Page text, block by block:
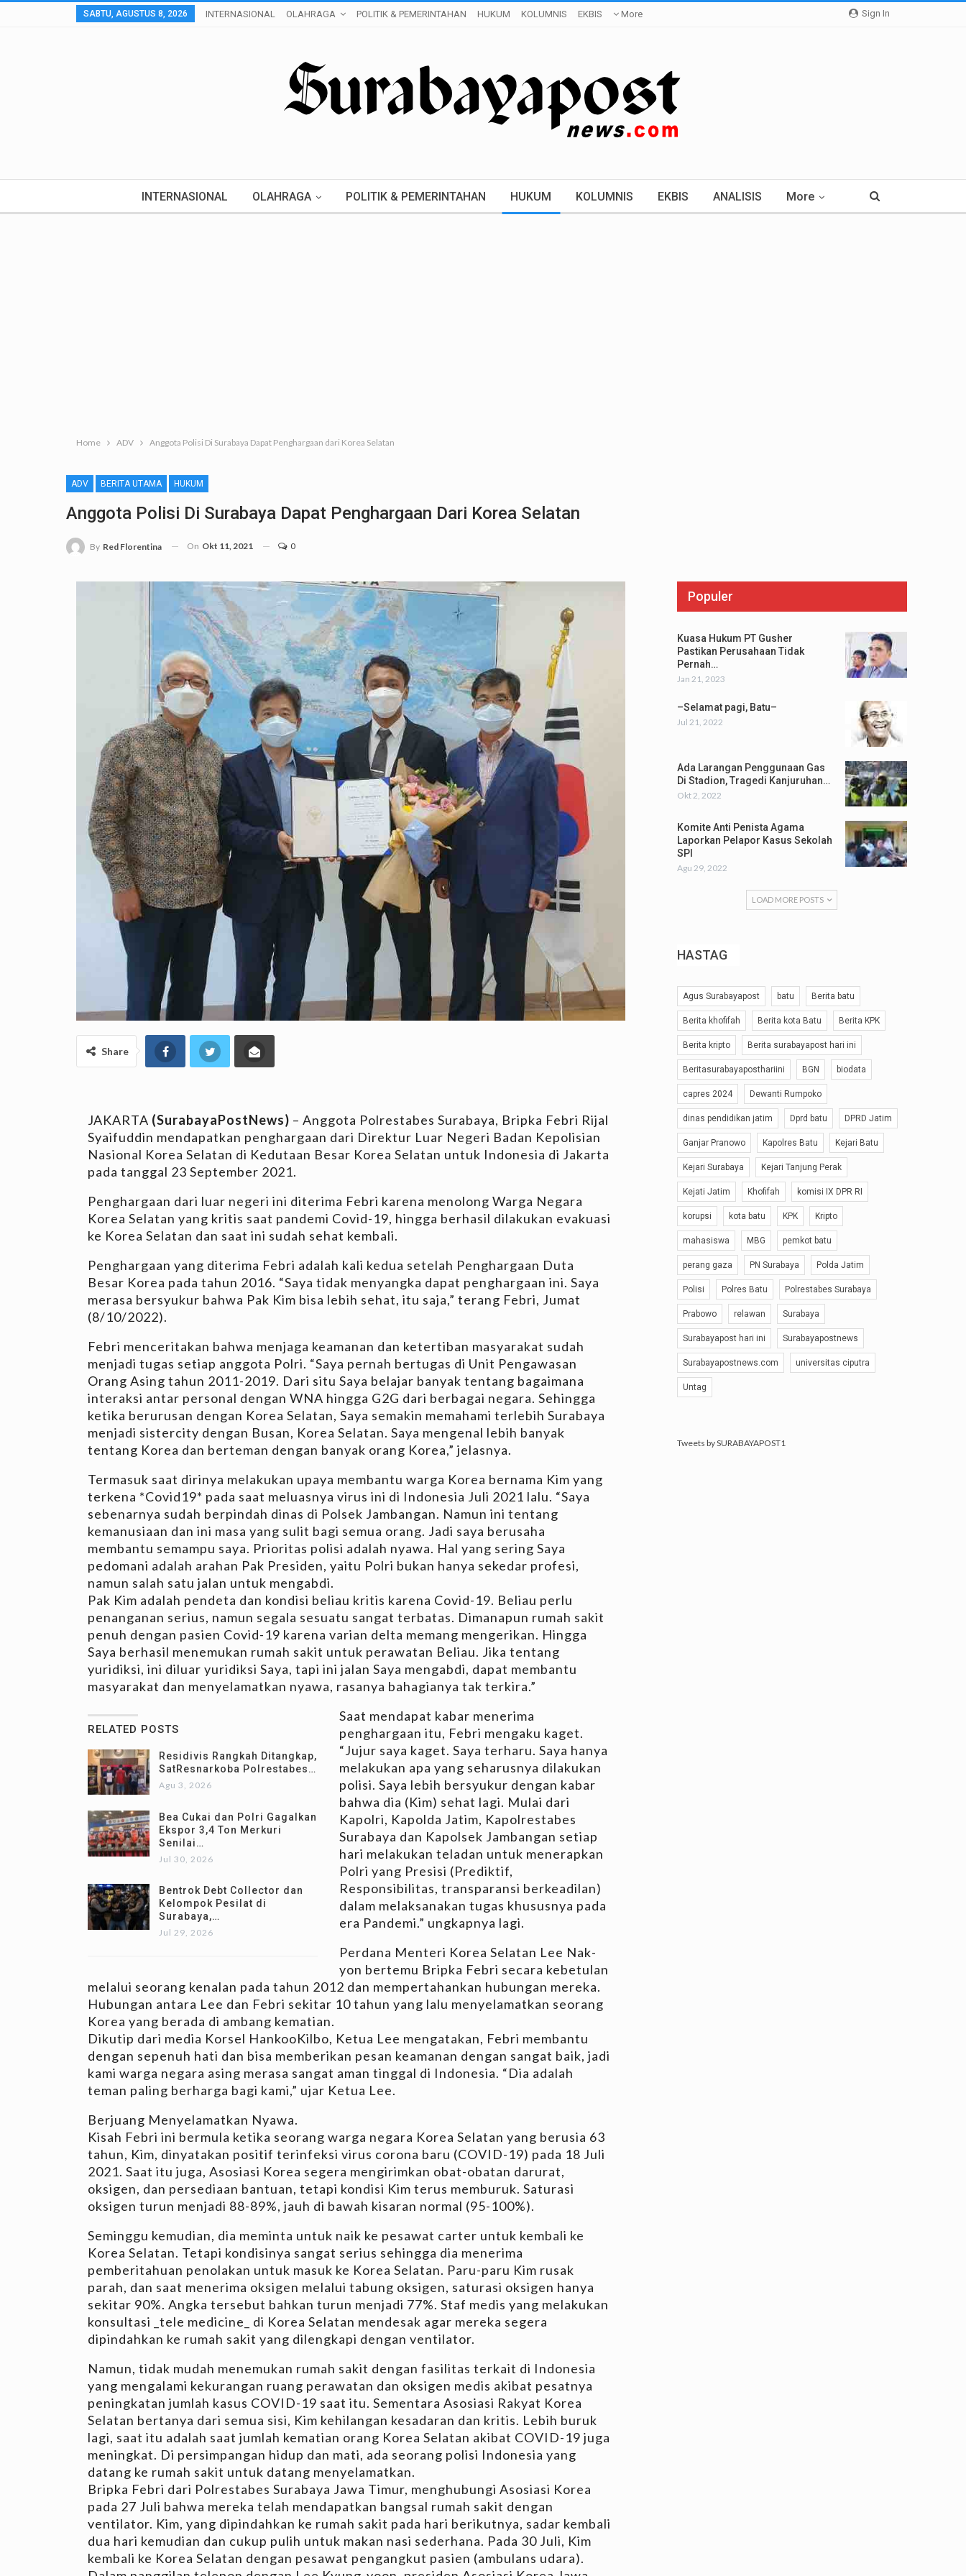
Sign In
SABTU, AGUSTUS 8, 2026 INTERNASIONAL OLAHRAGA POLITIK & PEMERINTAHAN HUKUM KOLUMNIS EKBIS More
INTERNASIONAL OLAHRAGA POLITIK & PEMERINTAHAN HUKUM KOLUMNIS EKBIS ANALISIS More
Home ADV Anggota Polisi Di Surabaya Dapat Penghargaan dari Korea Selatan
ADV BERITA UTAMA HUKUM
Anggota Polisi Di Surabaya Dapat Penghargaan Dari Korea Selatan
By Red Florentina On Okt 11, 2021 0
Share
JAKARTA (SurabayaPostNews) – Anggota Polrestabes Surabaya, Bripka Febri Rijal
Syaifuddin mendapatkan penghargaan dari Direktur Luar Negeri Badan Kepolisian
Nasional Korea Selatan di Kedutaan Besar Korea Selatan untuk Indonesia di Jakarta
pada tanggal 23 September 2021.
Penghargaan dari luar negeri ini diterima Febri karena menolong Warga Negara
Korea Selatan yang kritis saat pandemi Covid-19, hingga berhasil dilakukan evakuasi
ke Korea Selatan dan saat ini sudah sehat kembali.
Penghargaan yang diterima Febri adalah kali kedua setelah Penghargaan Duta
Besar Korea pada tahun 2016. “Saya tidak menyangka dapat penghargaan ini. Saya
merasa bersyukur bahwa Pak Kim bisa lebih sehat, itu saja,” terang Febri, Jumat
(8/10/2022).
Febri menceritakan bahwa menjaga keamanan dan ketertiban masyarakat sudah
menjadi tugas setiap anggota Polri. “Saya pernah bertugas di Unit Pengawasan
Orang Asing tahun 2011-2019. Dari situ Saya belajar banyak tentang bagaimana
interaksi antar personal dengan WNA hingga G2G dari berbagai negara. Sehingga
ketika berurusan dengan Korea Selatan, Saya semakin memahami terlebih Surabaya
menjadi sistercity dengan Busan, Korea Selatan. Saya mengenal lebih banyak
tentang Korea dan berteman dengan banyak orang Korea,” jelasnya.
Termasuk saat dirinya melakukan upaya membantu warga Korea bernama Kim yang
terkena *Covid19* pada saat meluasnya virus ini di Indonesia Juli 2021 lalu. “Saya
sebenarnya sudah berpindah dinas di Polsek Jambangan. Namun ini tentang
kemanusiaan dan ini masa yang sulit bagi semua orang. Jadi saya berusaha
membantu semampu saya. Prioritas polisi adalah nyawa. Hal yang sering Saya
pedomani adalah arahan Pak Presiden, yaitu Polri bukan hanya sekedar profesi,
namun salah satu jalan untuk mengabdi.
Pak Kim adalah pendeta dan kondisi beliau kritis karena Covid-19. Beliau perlu
penanganan serius, namun segala sesuatu sangat terbatas. Dimanapun rumah sakit
penuh dengan pasien Covid-19 karena varian delta memang mengerikan. Hingga
Saya berhasil menemukan rumah sakit untuk perawatan Beliau. Jika tentang
yuridiksi, ini diluar yuridiksi Saya, tapi ini jalan Saya mengabdi, dapat membantu
masyarakat dan menyelamatkan nyawa, rasanya bahagianya tak terkira.”
RELATED POSTS
Residivis Rangkah Ditangkap,
SatResnarkoba Polrestabes…
Agu 3, 2026
Bea Cukai dan Polri Gagalkan
Ekspor 3,4 Ton Merkuri
Senilai…
Jul 30, 2026
Bentrok Debt Collector dan
Kelompok Pesilat di
Surabaya,…
Jul 29, 2026
Saat mendapat kabar menerima
penghargaan itu, Febri mengaku kaget.
“Jujur saya kaget. Saya terharu. Saya hanya
melakukan apa yang seharusnya dilakukan
polisi. Saya lebih bersyukur dengan kabar
bahwa dia (Kim) sehat lagi. Mulai dari
Kapolri, Kapolda Jatim, Kapolrestabes
Surabaya dan Kapolsek Jambangan setiap
hari melakukan teladan untuk menerapkan
Polri yang Presisi (Prediktif,
Responsibilitas, transparansi berkeadilan)
dalam melaksanakan tugas khususnya pada
era Pandemi.” ungkapnya lagi.
Perdana Menteri Korea Selatan Lee Nak-
yon bertemu Bripka Febri secara kebetulan
melalui seorang kenalan pada tahun 2012 dan mempertahankan hubungan mereka.
Hubungan antara Lee dan Febri sekitar 10 tahun yang lalu menyelamatkan seorang
Korea yang berada di ambang kematian.
Dikutip dari media Korsel HankooKilbo, Ketua Lee mengatakan, Febri membantu
dengan sepenuh hati dan bisa memberikan pesan keamanan dengan sangat baik, jadi
kami warga negara asing merasa sangat aman tinggal di Indonesia. “Dia adalah
teman paling berharga bagi kami,” ujar Ketua Lee.
Berjuang Menyelamatkan Nyawa.
Kisah Febri ini bermula ketika seorang warga negara Korea Selatan yang berusia 63
tahun, Kim, dinyatakan positif terinfeksi virus corona baru (COVID-19) pada 18 Juli
2021. Saat itu juga, Asosiasi Korea segera mengirimkan obat-obatan darurat,
oksigen, dan persediaan bantuan, tetapi kondisi Kim terus memburuk. Saturasi
oksigen turun menjadi 88-89%, jauh di bawah kisaran normal (95-100%).
Seminggu kemudian, dia meminta untuk naik ke pesawat carter untuk kembali ke
Korea Selatan. Tetapi kondisinya sangat serius sehingga dia menerima
pemberitahuan penolakan untuk masuk ke Korea Selatan. Paru-paru Kim rusak
parah, dan saat menerima oksigen melalui tabung oksigen, saturasi oksigen hanya
sekitar 90%. Angka tersebut bahkan turun menjadi 77%. Staf medis yang melakukan
konsultasi _tele medicine_ di Korea Selatan mendesak agar mereka segera
dipindahkan ke rumah sakit yang dilengkapi dengan ventilator.
Namun, tidak mudah menemukan rumah sakit dengan fasilitas terkait di Indonesia
yang mengalami kekurangan ruang perawatan dan oksigen medis akibat pesatnya
peningkatan jumlah kasus COVID-19 saat itu. Sementara Asosiasi Rakyat Korea
Selatan bertanya dari semua sisi, Kim kehilangan kesadaran dan kritis. Lebih buruk
lagi, saat itu adalah saat jumlah kematian orang Korea Selatan akibat COVID-19 juga
meningkat. Di persimpangan hidup dan mati, ada seorang polisi Indonesia yang
datang ke rumah sakit untuk datang menyelamatkan.
Bripka Febri dari Polrestabes Surabaya Jawa Timur, menghubungi Asosiasi Korea
pada 27 Juli bahwa mereka telah mendapatkan bangsal rumah sakit dengan
ventilator. Kim, yang dipindahkan ke rumah sakit pada hari berikutnya, sadar kembali
dua hari kemudian dan cukup pulih untuk makan nasi sederhana. Pada 30 Juli, Kim
kembali ke Korea Selatan dengan pesawat pengangkut pasien (ambulans udara).
Populer
Kuasa Hukum PT Gusher
Pastikan Perusahaan Tidak
Pernah…
Jan 21, 2023
–Selamat pagi, Batu–
Jul 21, 2022
Ada Larangan Penggunaan Gas
Di Stadion, Tragedi Kanjuruhan…
Okt 2, 2022
Komite Anti Penista Agama
Laporkan Pelapor Kasus Sekolah
SPI
Agu 29, 2022
LOAD MORE POSTS
HASTAG
Agus Surabayapost batu Berita batu
Berita khofifah Berita kota Batu Berita KPK
Berita kripto Berita surabayapost hari ini
Beritasurabayaposthariini BGN biodata
capres 2024 Dewanti Rumpoko
dinas pendidikan jatim Dprd batu DPRD Jatim
Ganjar Pranowo Kapolres Batu Kejari Batu
Kejari Surabaya Kejari Tanjung Perak
Kejati Jatim Khofifah komisi IX DPR RI
korupsi kota batu KPK Kripto
mahasiswa MBG pemkot batu
perang gaza PN Surabaya Polda Jatim
Polisi Polres Batu Polrestabes Surabaya
Prabowo relawan Surabaya
Surabayapost hari ini Surabayapostnews
Surabayapostnews.com universitas ciputra
Untag
Tweets by SURABAYAPOST1